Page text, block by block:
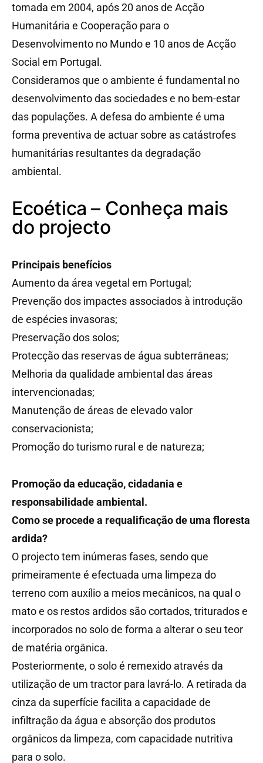
tomada em 2004, após 20 anos de Acção
Humanitária e Cooperação para o
Desenvolvimento no Mundo e 10 anos de Acção
Social em Portugal.
Consideramos que o ambiente é fundamental no
desenvolvimento das sociedades e no bem-estar
das populações. A defesa do ambiente é uma
forma preventiva de actuar sobre as catástrofes
humanitárias resultantes da degradação
ambiental.
Ecoética – Conheça mais
do projecto
Principais benefícios
Aumento da área vegetal em Portugal;
Prevenção dos impactes associados à introdução
de espécies invasoras;
Preservação dos solos;
Protecção das reservas de água subterrâneas;
Melhoria da qualidade ambiental das áreas
intervencionadas;
Manutenção de áreas de elevado valor
conservacionista;
Promoção do turismo rural e de natureza;
Promoção da educação, cidadania e
responsabilidade ambiental.
Como se procede a requalificação de uma floresta
ardida?
O projecto tem inúmeras fases, sendo que
primeiramente é efectuada uma limpeza do
terreno com auxílio a meios mecânicos, na qual o
mato e os restos ardidos são cortados, triturados e
incorporados no solo de forma a alterar o seu teor
de matéria orgânica.
Posteriormente, o solo é remexido através da
utilização de um tractor para lavrá-lo. A retirada da
cinza da superfície facilita a capacidade de
infiltração da água e absorção dos produtos
orgânicos da limpeza, com capacidade nutritiva
para o solo.